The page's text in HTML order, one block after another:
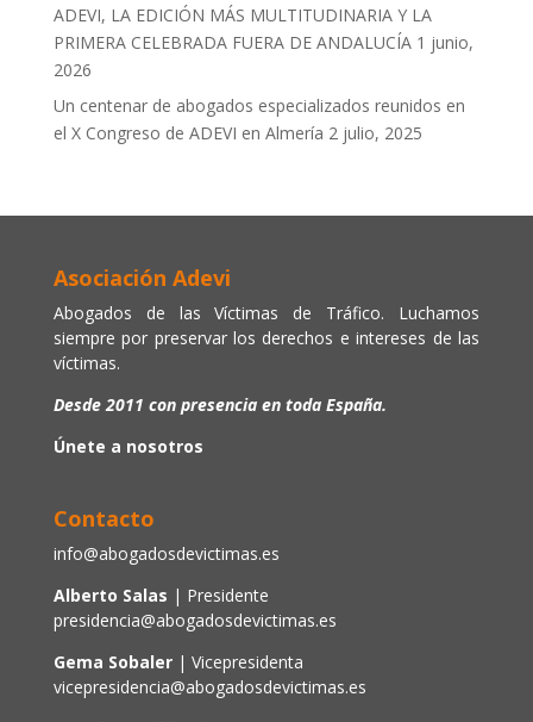
ADEVI, LA EDICIÓN MÁS MULTITUDINARIA Y LA
PRIMERA CELEBRADA FUERA DE ANDALUCÍA 1 junio,
2026
Un centenar de abogados especializados reunidos en
el X Congreso de ADEVI en Almería 2 julio, 2025
Asociación Adevi
Abogados de las Víctimas de Tráfico. Luchamos
siempre por preservar los derechos e intereses de las
víctimas.
Desde 2011 con presencia en toda España.
Únete a nosotros
Contacto
info@abogadosdevictimas.es
Alberto Salas | Presidente
presidencia@abogadosdevictimas.es
Gema Sobaler | Vicepresidenta
vicepresidencia@abogadosdevictimas.es